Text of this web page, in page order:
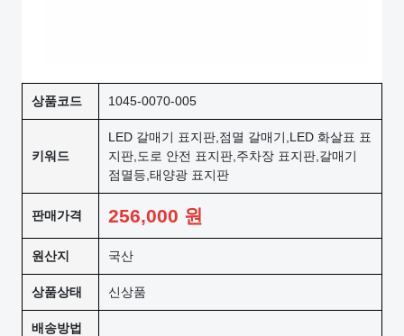
상품코드 1045-0070-005
키워드
LED 갈매기 표지판,점멸 갈매기,LED 화살표 표
지판,도로 안전 표지판,주차장 표지판,갈매기
점멸등,태양광 표지판
판매가격 256,000 원
원산지 국산
상품상태 신상품
배송방법